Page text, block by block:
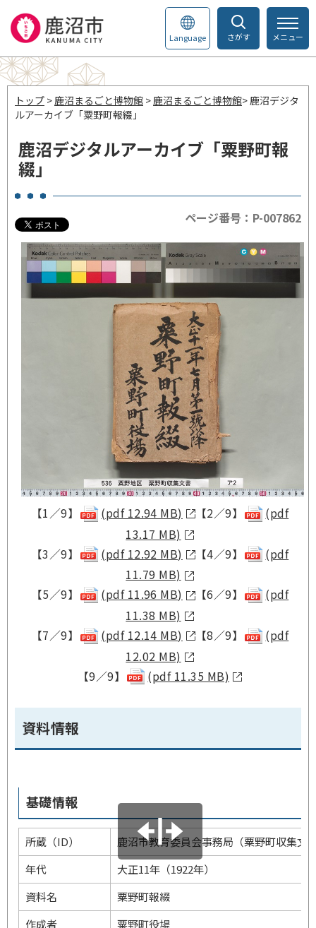
さがす
Language メニュー
トップ >鹿沼まるごと博物館 >鹿沼まるごと博物館> 鹿沼デジタ
ルアーカイブ「粟野町報綴」
鹿沼デジタルアーカイブ「粟野町報
綴」
ページ番号：P-007862
【1／9】 (pdf 12.94 MB) 【2／9】
(pdf
13.17 MB)
【3／9】
(pdf 12.92 MB) 【4／9】
(pdf
11.79 MB)
【5／9】
(pdf 11.96 MB) 【6／9】
(pdf
11.38 MB)
【7／9】
(pdf 12.14 MB) 【8／9】
(pdf
12.02 MB)
【9／9】
(pdf 11.35 MB)
資料情報
基礎情報
所蔵（ID）
鹿沼市教育委員会事務局（粟野町収集文
年代
大正11年（1922年）
資料名
粟野町報綴
作成者
粟野町役場